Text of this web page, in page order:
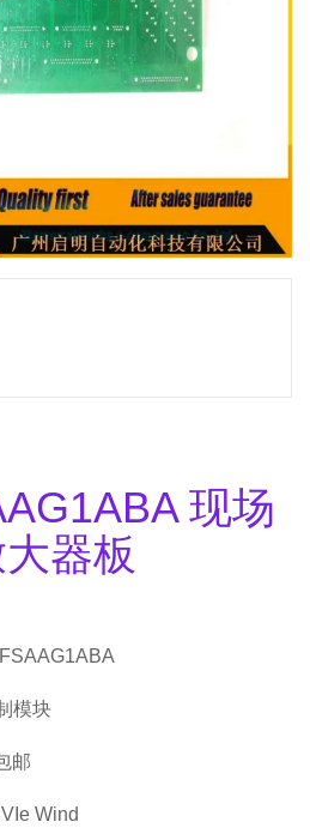
现场
器板
模块
邮
Wind